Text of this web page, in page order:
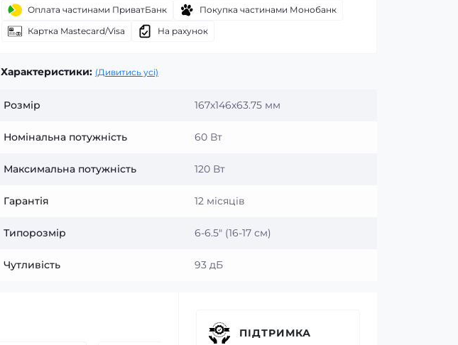
Оплата частинами ПриватБанк
Покупка частинами Монобанк
Картка Mastecard/Visa
На рахунок
Характеристики: (Дивитись усі)
Розмір 167х146х63.75 мм
Номінальна потужність 60 Вт
Максимальна потужність 120 Вт
Гарантія 12 місяців
Типорозмір 6-6.5″ (16-17 см)
Чутливість 93 дБ
ПІДТРИМКА